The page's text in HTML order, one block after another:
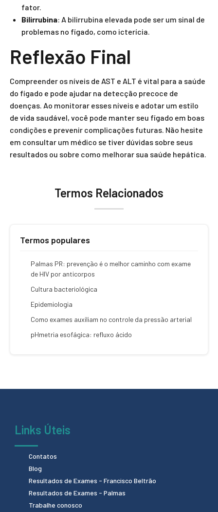
fator.
Bilirrubina: A bilirrubina elevada pode ser um sinal de
problemas no fígado, como icterícia.
Reflexão Final
Compreender os níveis de AST e ALT é vital para a saúde
do fígado e pode ajudar na detecção precoce de
doenças. Ao monitorar esses níveis e adotar um estilo
de vida saudável, você pode manter seu fígado em boas
condições e prevenir complicações futuras. Não hesite
em consultar um médico se tiver dúvidas sobre seus
resultados ou sobre como melhorar sua saúde hepática.
Termos Relacionados
Termos populares
Palmas PR: prevenção é o melhor caminho com exame
de HIV por anticorpos
Cultura bacteriológica
Epidemiologia
Como exames auxiliam no controle da pressão arterial
pHmetria esofágica: refluxo ácido
Links Úteis
Contatos
Blog
Resultados de Exames - Francisco Beltrão
Resultados de Exames - Palmas
Trabalhe conosco